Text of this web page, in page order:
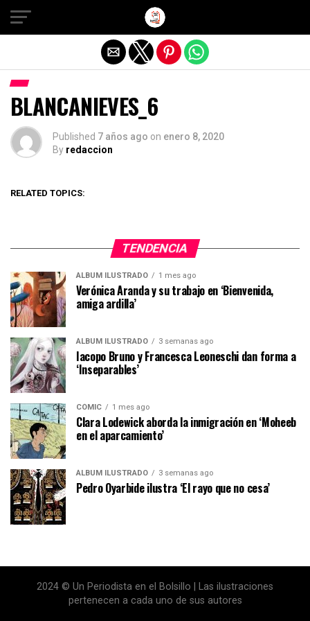
BLANCANIEVES_6
Published 7 años ago on enero 8, 2020
By redaccion
RELATED TOPICS:
TENDENCIA
ÁLBUM ILUSTRADO 1 mes ago
Verónica Aranda y su trabajo en ‘Bienvenida,
amiga ardilla’
ÁLBUM ILUSTRADO 3 semanas ago
Iacopo Bruno y Francesca Leoneschi dan forma a
‘Inseparables’
CÓMIC 1 mes ago
Clara Lodewick aborda la inmigración en ‘Moheeb
en el aparcamiento’
ÁLBUM ILUSTRADO 3 semanas ago
Pedro Oyarbide ilustra ‘El rayo que no cesa’
2024 © Un Periodista en el Bolsillo | Las ilustraciones
pertenecen a cada uno de sus autores
Salir de la versión móvil